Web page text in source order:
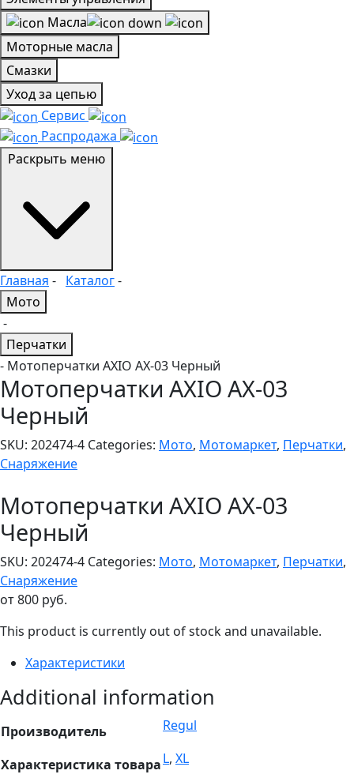
Масла
Моторные масла
Смазки
Уход за цепью
Сервис
Распродажа
Главная - Каталог-
Мото
-
Перчатки
- Мотоперчатки AXIO AX-03 Черный
Мотоперчатки AXIO AX-03
Черный
SKU: 202474-4 Categories: Мото, Мотомаркет, Перчатки,
Снаряжение
Мотоперчатки AXIO AX-03
Черный
SKU: 202474-4 Categories: Мото, Мотомаркет, Перчатки,
Снаряжение
от800 руб.
This product is currently out of stock and unavailable.
Характеристики
Additional information
Производитель Regul
Характеристика товараL, XL